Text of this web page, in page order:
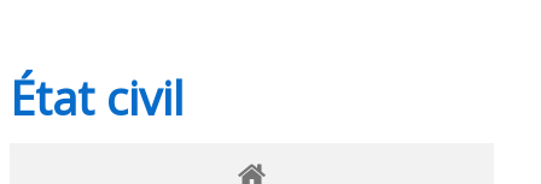
État civil